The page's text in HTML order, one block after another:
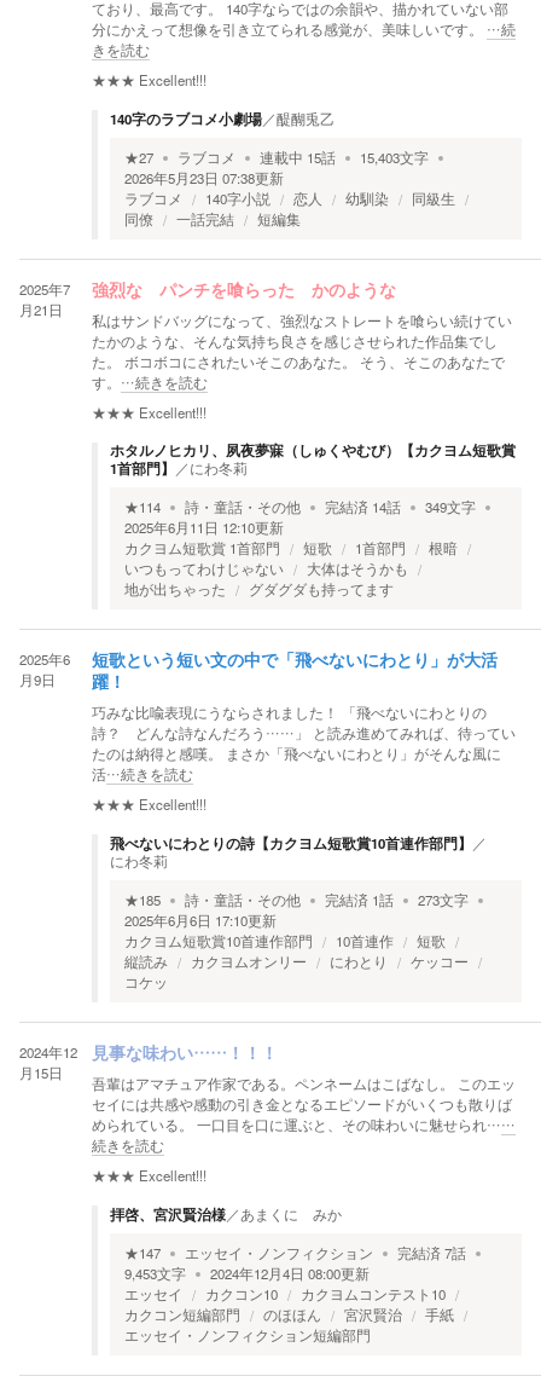
ており、最高です。 140字ならではの余韻や、描かれていない部
分にかえって想像を引き立てられる感覚が、美味しいです。 …続
きを読む
★★★ Excellent!!!
140字のラブコメ小劇場／醍醐兎乙
★27 ラブコメ 連載中 15話 15,403文字
2026年5月23日 07:38更新
ラブコメ
140字小説 恋人 幼馴染
同級生
同僚
一話完結 短編集
2025年7
月21日
強烈な パンチを喰らった かのような
私はサンドバッグになって、強烈なストレートを喰らい続けてい
たかのような、そんな気持ち良さを感じさせられた作品集でし
た。 ボコボコにされたいそこのあなた。 そう、そこのあなたで
す。 …続きを読む
★★★ Excellent!!!
ホタルノヒカリ、夙夜夢寐（しゅくやむび）【カクヨム短歌賞
1首部門】
／にわ冬莉
★114 詩・童話・その他 完結済 14話 349文字
2025年6月11日 12:10更新
カクヨム短歌賞 1首部門
短歌 1首部門
根暗
いつもってわけじゃない
大体はそうかも
地が出ちゃった
グダグダも持ってます
2025年6
月9日
短歌という短い文の中で「飛べないにわとり」が大活
躍！
巧みな比喩表現にうならされました！ 「飛べないにわとりの
詩？ どんな詩なんだろう……」 と読み進めてみれば、待ってい
たのは納得と感嘆。 まさか「飛べないにわとり」がそんな風に
活…続きを読む
★★★ Excellent!!!
飛べないにわとりの詩【カクヨム短歌賞10首連作部門】
／
にわ冬莉
★185 詩・童話・その他 完結済 1話 273文字
2025年6月6日 17:10更新
カクヨム短歌賞10首連作部門
10首連作
短歌
縦読み
カクヨムオンリー にわとり
ケッコー
コケッ
2024年12
月15日
見事な味わい……！！！
吾輩はアマチュア作家である。ペンネームはこばなし。 このエッ
セイには共感や感動の引き金となるエピソードがいくつも散りば
められている。 一口目を口に運ぶと、その味わいに魅せられ……
続きを読む
★★★ Excellent!!!
拝啓、宮沢賢治様／あまくに みか
★147 エッセイ・ノンフィクション 完結済7話
9,453文字 2024年12月4日 08:00更新
エッセイ
カクコン10
カクヨムコンテスト10
カクコン短編部門
のほほん 宮沢賢治
手紙
エッセイ・ノンフィクション短編部門